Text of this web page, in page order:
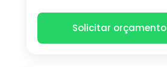
Solicitar orçamento